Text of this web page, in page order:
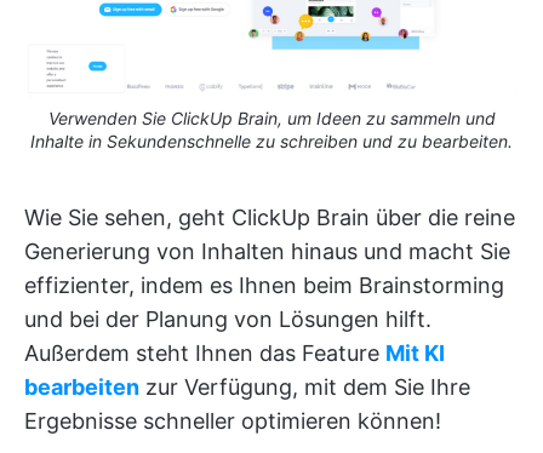
Verwenden Sie ClickUp Brain, um Ideen zu sammeln und
Inhalte in Sekundenschnelle zu schreiben und zu bearbeiten.
Wie Sie sehen, geht ClickUp Brain über die reine
Generierung von Inhalten hinaus und macht Sie
effizienter, indem es Ihnen beim Brainstorming
und bei der Planung von Lösungen hilft.
Außerdem steht Ihnen das Feature Mit KI
bearbeiten zur Verfügung, mit dem Sie Ihre
Ergebnisse schneller optimieren können!